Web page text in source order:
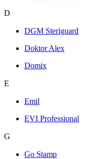
D
DGM Steriguard
Doktor Alex
Domix
E
Emil
EVI Professional
G
Go Stamp